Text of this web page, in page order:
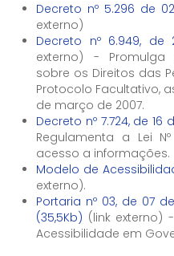
Decreto nº 5.296 de
externo)
Decreto nº 6.949,
externo) - Promulga
sobre os Direitos das
Protocolo Facultativo,
de março de 2007.
Decreto nº 7.724, de 16
Regulamenta a Lei
acesso a informações.
Modelo de
externo).
Portaria nº 03, de 07
(35,5Kb) (link externo)
Acessibilidade em